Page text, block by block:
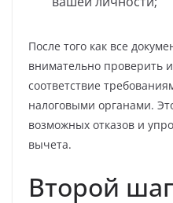
После того как все
внимательно проверить
соответствие
налоговыми органами.
возможных отказов и
вычета.
Второй